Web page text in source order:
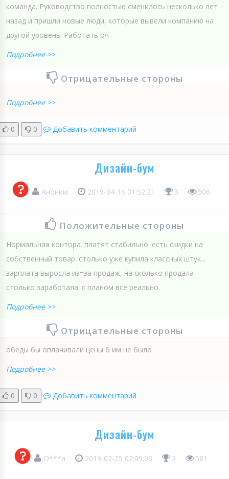
команда. Руководство полностью сменилось несколько лет
назад и пришли новые люди, которые вывели компанию на
другой уровень. Работать оч
Подробнее >>
Отрицательные стороны
Подробнее >>
0 0 Добавить комментарий
Дизайн-бум
Аноним 2019-04-16 01:52:21 3 506
Положительные стороны
Нормальная контора. платят стабильно. есть скидки на
собственный товар. столько уже купила классных штук...
зарплата выросла из=за продаж, на сколько продала
столько заработала. с планом все реально.
Подробнее >>
Отрицательные стороны
обеды бы оплачивали цены б им не было
Подробнее >>
0 0 Добавить комментарий
Дизайн-бум
О***а 2019-02-25 02:09:03 3 581